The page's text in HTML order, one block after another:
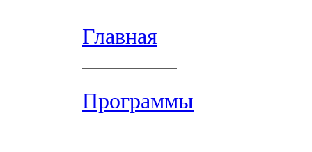
Главная
Программы